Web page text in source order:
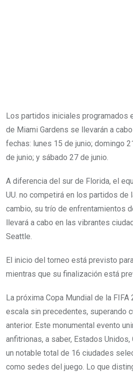
Los partidos iniciales programados
de Miami Gardens se llevarán a
fechas: lunes 15 de junio; domingo
de junio; y sábado 27 de junio.
A diferencia del sur de Florida, el
UU. no competirá en los partidos de
cambio, su trío de enfrentamientos
llevará a cabo en las vibrantes
Seattle.
El inicio del torneo está previsto
mientras que su finalización está
La próxima Copa Mundial de la FIFA
escala sin precedentes, superando
anterior. Este monumental evento
anfitrionas, a saber, Estados Unidos,
un notable total de 16 ciudades
como sedes del juego. Lo que